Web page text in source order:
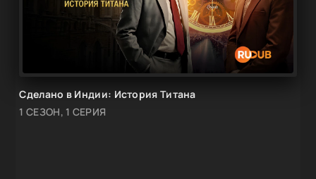
Сделано в Индии: История Титана
1 СЕЗОН, 1 СЕРИЯ